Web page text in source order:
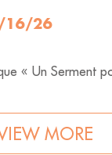
16/26
« Un Serment
MORE